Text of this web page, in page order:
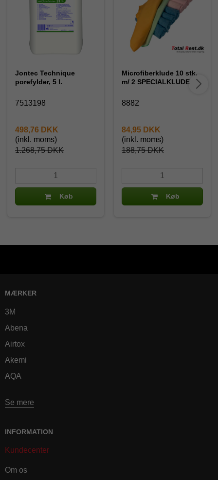
Jontec Technique
porefylder, 5 l.
7513198
1.268,75 DKK
498,76 DKK
(inkl. moms)
Køb
Microfiberklude 10 stk.
m/ 2 SPECIALKLUDE
8882
188,75 DKK
84,95 DKK
(inkl. moms)
Køb
MÆRKER
3M
Abena
Airtox
Akemi
AQA
Se mere
INFORMATION
Kundecenter
Om os